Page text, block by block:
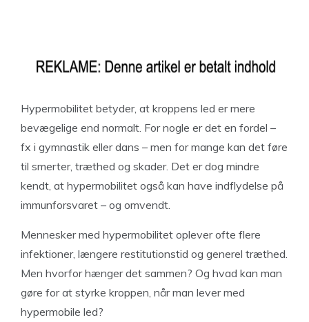
Hypermobilitet betyder, at kroppens led er mere
bevægelige end normalt. For nogle er det en fordel –
fx i gymnastik eller dans – men for mange kan det føre
til smerter, træthed og skader. Det er dog mindre
kendt, at hypermobilitet også kan have indflydelse på
immunforsvaret – og omvendt.
Mennesker med hypermobilitet oplever ofte flere
infektioner, længere restitutionstid og generel træthed.
Men hvorfor hænger det sammen? Og hvad kan man
gøre for at styrke kroppen, når man lever med
hypermobile led?